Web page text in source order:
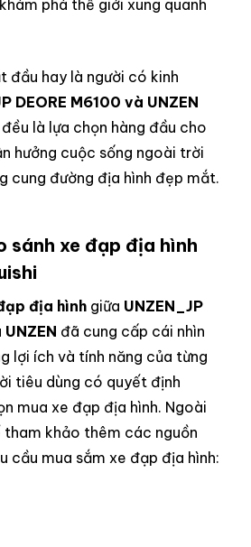
phá thế giới xung quanh
đầu hay là người có kinh
DEORE M6100 và UNZEN
là lựa chọn hàng đầu cho
hưởng cuộc sống ngoài trời
cung đường địa hình đẹp mắt.
sánh xe đạp địa hình
địa hình giữa UNZEN_JP
đã cung cấp cái nhìn
lợi ích và tính năng của từng
tiêu dùng có quyết định
mua xe đạp địa hình. Ngoài
khảo thêm các nguồn
cầu mua sắm xe đạp địa hình: